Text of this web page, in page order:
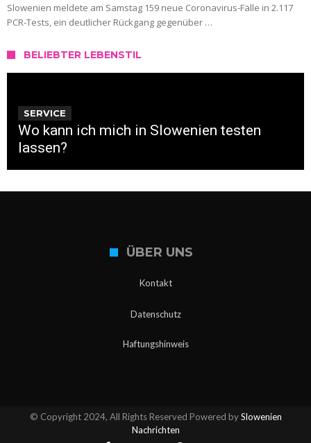
Slowenien meldete am Samstag 159 neue Coronavirus-Fälle in 2.117
PCR-Tests, ein deutlicher Rückgang gegenüber …
BELIEBTER LEBENSTIL
SERVICE
Wo kann ich mich in Slowenien testen
lassen?
ÜBER UNS
Kontakt
Datenschutz
Haftungshinweis
© Copyright 2024, All Rights Reserved Powered bySlowenien
Nachrichten